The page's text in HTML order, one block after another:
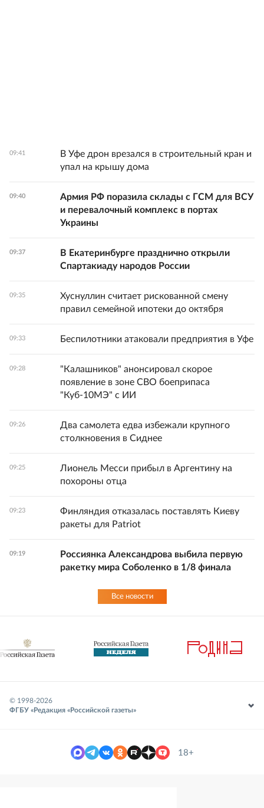
09:41
В Уфе дрон врезался в строительный кран и
упал на крышу дома
09:40
Армия РФ поразила склады с ГСМ для ВСУ
и перевалочный комплекс в портах
Украины
09:37
В Екатеринбурге празднично открыли
Спартакиаду народов России
09:35
Хуснуллин считает рискованной смену
правил семейной ипотеки до октября
09:33 Беспилотники атаковали предприятия в Уфе
09:28
"Калашников" анонсировал скорое
появление в зоне СВО боеприпаса
"Куб-10МЭ" с ИИ
09:26
Два самолета едва избежали крупного
столкновения в Сиднее
09:25
Лионель Месси прибыл в Аргентину на
похороны отца
09:23
Финляндия отказалась поставлять Киеву
ракеты для Patriot
09:19
Россиянка Александрова выбила первую
ракетку мира Соболенко в 1/8 финала
Все новости
© 1998-2026
ФГБУ «Редакция «Российской газеты»
18+